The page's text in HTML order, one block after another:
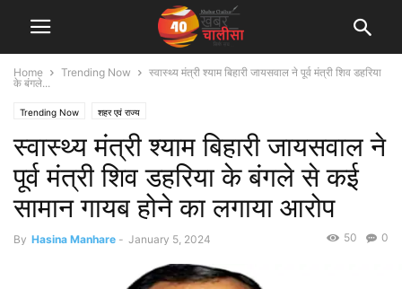
Home Trending Now
स्वास्थ्य मंत्री श्याम बिहारी जायसवाल ने पूर्व मंत्री शिव डहरिया
के बंगले...
Trending Now शहर एवं राज्य
स्वास्थ्य मंत्री श्याम बिहारी जायसवाल ने
पूर्व मंत्री शिव डहरिया के बंगले से कई
सामान गायब होने का लगाया आरोप
By Hasina Manhare - January 5, 2024 0
50